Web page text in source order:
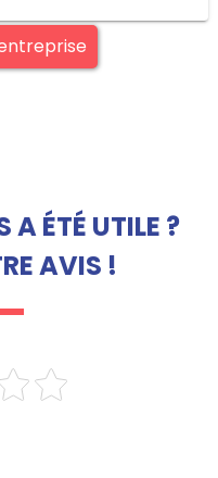
A ÉTÉ UTILE ?
AVIS !